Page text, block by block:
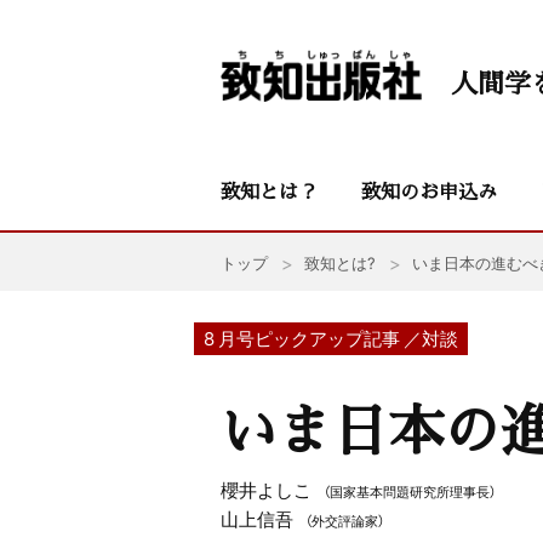
人間学
致知とは？ 致知のお申込み
トップ 致知とは? いま日本の進むべ
8 月号ピックアップ記事 ／対談
いま日本の
櫻井よしこ （国家基本問題研究所理事長）
山上信吾 （外交評論家）